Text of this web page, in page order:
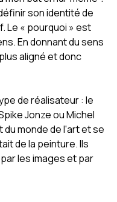
son identité de
Le « pourquoi » est
En donnant du sens
aligné et donc
de réalisateur : le
Jonze ou Michel
monde de l'art et se
de la peinture. Ils
les images et par